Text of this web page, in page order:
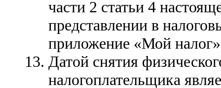
части 2 статьи 4
представлении в
приложение «Мой налог»
Датой снятия
налогоплательщика